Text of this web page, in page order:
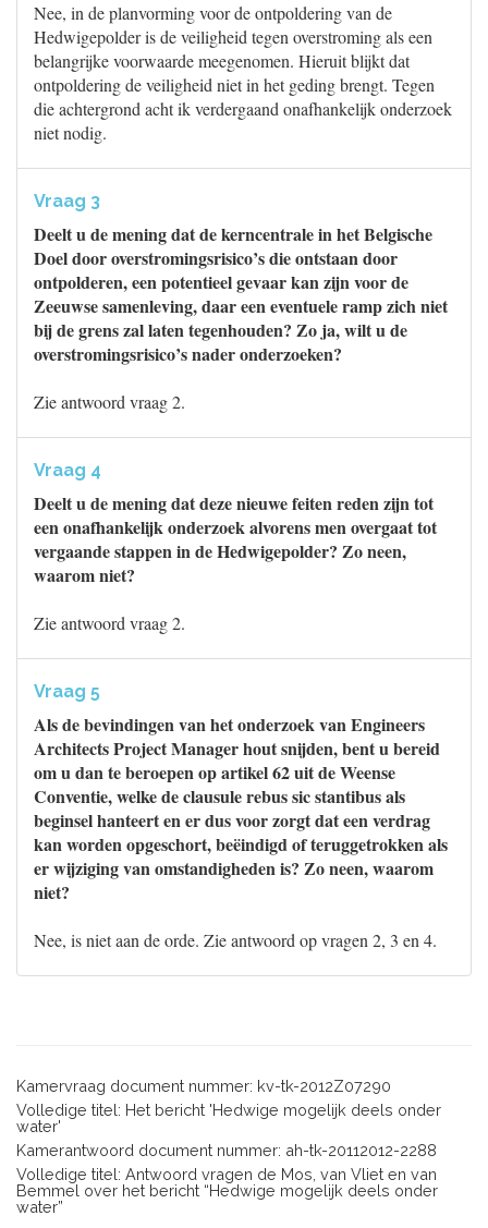
Nee, in de planvorming voor de ontpoldering van de
Hedwigepolder is de veiligheid tegen overstroming als een
belangrijke voorwaarde meegenomen. Hieruit blijkt dat
ontpoldering de veiligheid niet in het geding brengt. Tegen
die achtergrond acht ik verdergaand onafhankelijk onderzoek
niet nodig.
Vraag 3
Deelt u de mening dat de kerncentrale in het Belgische
Doel door overstromingsrisico’s die ontstaan door
ontpolderen, een potentieel gevaar kan zijn voor de
Zeeuwse samenleving, daar een eventuele ramp zich niet
bij de grens zal laten tegenhouden? Zo ja, wilt u de
overstromingsrisico’s nader onderzoeken?
Zie antwoord vraag 2.
Vraag 4
Deelt u de mening dat deze nieuwe feiten reden zijn tot
een onafhankelijk onderzoek alvorens men overgaat tot
vergaande stappen in de Hedwigepolder? Zo neen,
waarom niet?
Zie antwoord vraag 2.
Vraag 5
Als de bevindingen van het onderzoek van Engineers
Architects Project Manager hout snijden, bent u bereid
om u dan te beroepen op artikel 62 uit de Weense
Conventie, welke de clausule rebus sic stantibus als
beginsel hanteert en er dus voor zorgt dat een verdrag
kan worden opgeschort, beëindigd of teruggetrokken als
er wijziging van omstandigheden is? Zo neen, waarom
niet?
Nee, is niet aan de orde. Zie antwoord op vragen 2, 3 en 4.
Kamervraag document nummer: kv-tk-2012Z07290
Volledige titel: Het bericht 'Hedwige mogelijk deels onder
water'
Kamerantwoord document nummer: ah-tk-20112012-2288
Volledige titel: Antwoord vragen de Mos, van Vliet en van
Bemmel over het bericht “Hedwige mogelijk deels onder
water”